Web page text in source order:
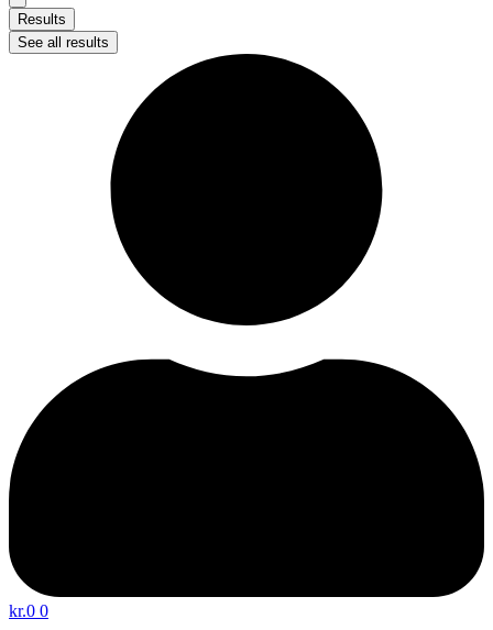
Results
See all results
kr.0 0